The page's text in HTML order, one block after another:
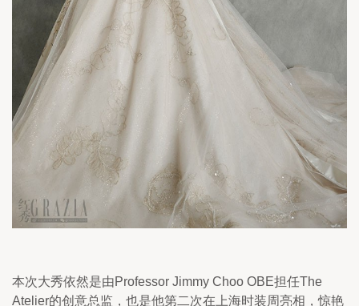
本次大秀依然是由Professor Jimmy Choo OBE担任The
Atelier的创意总监，也是他第二次在上海时装周亮相，惊艳